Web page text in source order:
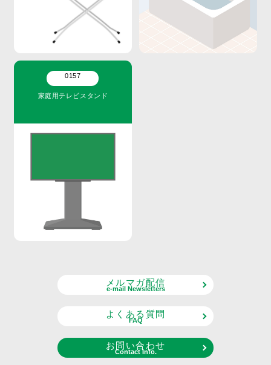
0157
家庭用テレビスタンド
メルマガ配信
e-mail Newsletters
よくある質問
FAQ
お問い合わせ
Contact Info.